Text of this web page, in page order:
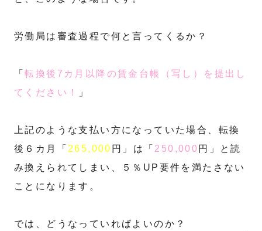
労働局は審査過程で何と言ってくるか？
「転換後7カ月以降の賃金台帳（写し）を提出し
てください！
」
上記のような支払い方になっていた場合、転換
後６カ月「 265,000 円」は「 250,000 円」と読
み換えられてしまい、５％UP要件を満たさない
ことになります。
では、どうなっていればよいのか？